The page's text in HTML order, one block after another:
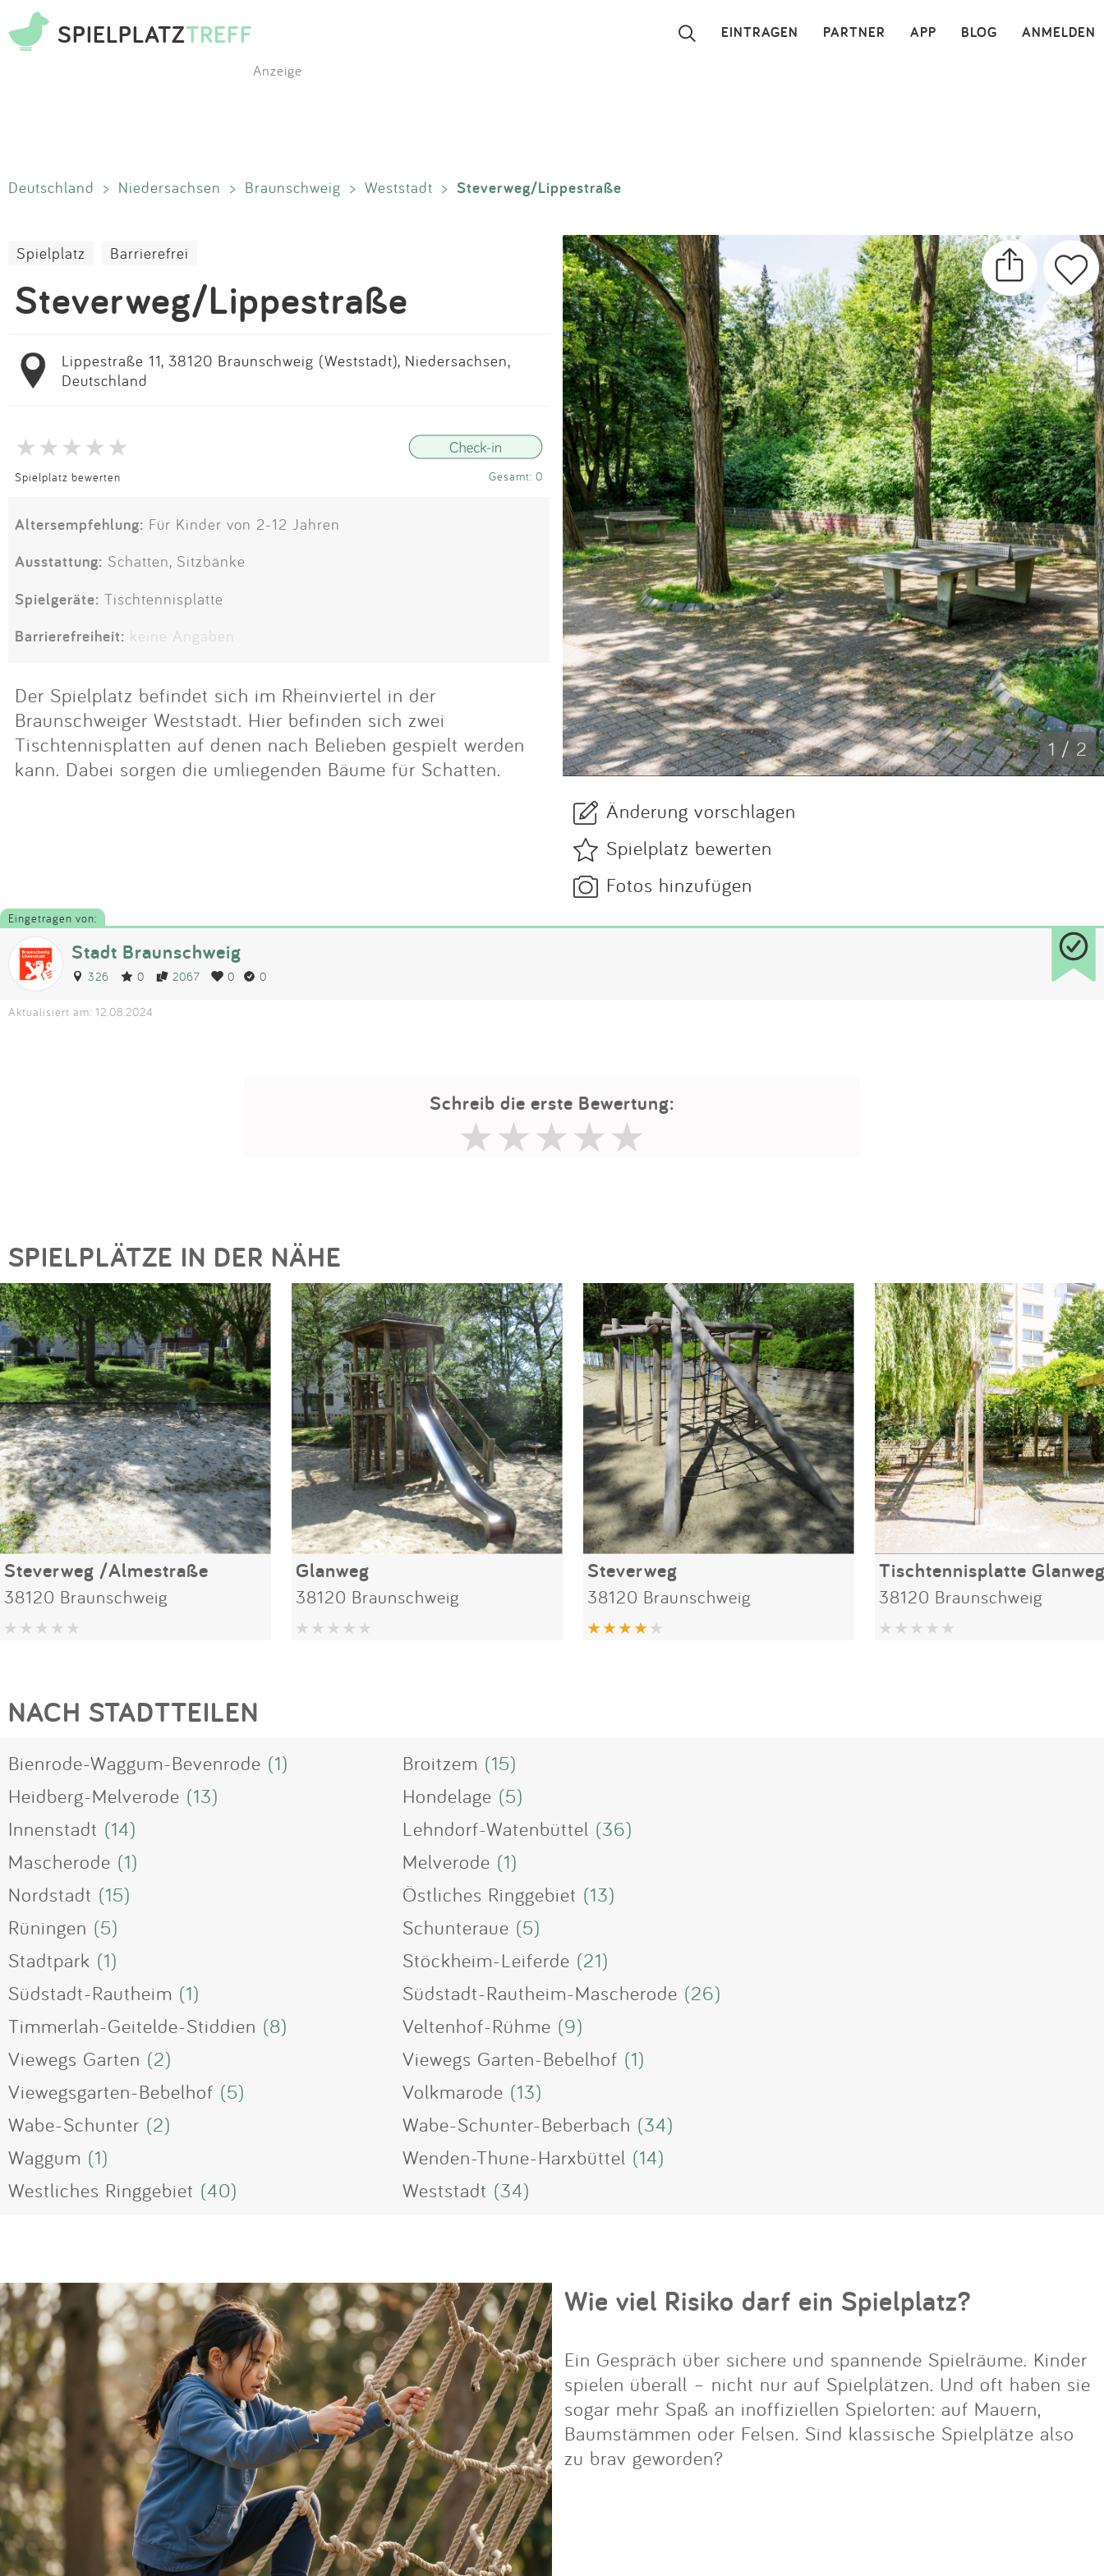
SPIELPLATZTREFF ANMELDEN
BLOG
APP
PARTNER
EINTRAGEN ×
App
Blog
Partner
Kontakt
Impressum
Anmelden
Anzeige
Deutschland > Niedersachsen > Braunschweig > Weststadt > Steverweg/Lippestraße
Spielplatz Barrierefrei
Steverweg/Lippestraße
Lippestraße 11, 38120 Braunschweig (Weststadt), Niedersachsen,
Deutschland
Spielplatz bewerten Gesamt: 0
Altersempfehlung: Für Kinder von 2-12 Jahren
Ausstattung: Schatten, Sitzbänke
Spielgeräte: Tischtennisplatte
Barrierefreiheit: keine Angaben
Der Spielplatz befindet sich im Rheinviertel in der
Braunschweiger Weststadt. Hier befinden sich zwei
Tischtennisplatten auf denen nach Belieben gespielt werden
kann. Dabei sorgen die umliegenden Bäume für Schatten.
1 / 2
Änderung vorschlagen
Spielplatz bewerten
Fotos hinzufügen
Eingetragen von:
Stadt Braunschweig
326 0 2067 0 0
Aktualisiert am: 12.08.2024
Schreib die erste Bewertung:
SPIELPLÄTZE IN DER NÄHE
Steverweg /Almestraße
38120 Braunschweig
Glanweg
38120 Braunschweig
Steverweg
38120 Braunschweig
Tischtennisplatte
38120 Braunschweig
NACH STADTTEILEN
Bienrode-Waggum-Bevenrode (1) Broitzem (15)
Heidberg-Melverode (13) Hondelage (5)
Innenstadt (14) Lehndorf-Watenbüttel (36)
Mascherode (1) Melverode (1)
Nordstadt (15) Östliches Ringgebiet (13)
Rüningen (5) Schunteraue (5)
Stadtpark (1) Stöckheim-Leiferde (21)
Südstadt-Rautheim (1) Südstadt-Rautheim-Mascherode (26)
Timmerlah-Geitelde-Stiddien (8) Veltenhof-Rühme (9)
Viewegs Garten (2) Viewegs Garten-Bebelhof (1)
Viewegsgarten-Bebelhof (5) Volkmarode (13)
Wabe-Schunter (2) Wabe-Schunter-Beberbach (34)
Waggum (1) Wenden-Thune-Harxbüttel (14)
Westliches Ringgebiet (40) Weststadt (34)
Wie viel Risiko darf ein Spielplatz?
Ein Gespräch über sichere und spannende Spielräume. Kinder
spielen überall – nicht nur auf Spielplätzen. Und oft haben sie
sogar mehr Spaß an inoffiziellen Spielorten: auf Mauern,
Baumstämmen oder Felsen. Sind klassische Spielplätze also
zu brav geworden?